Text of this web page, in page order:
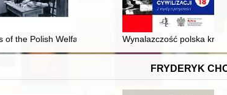
krakowskim środowisku uniwersyteckim w drugiej
of the Polish Welfare Committee Kraków-Miasto as a
Wynalazczość polska
FRYDERYK